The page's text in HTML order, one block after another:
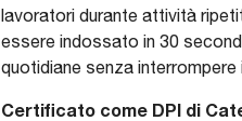
lavoratori durante attività
essere indossato in 30
quotidiane senza
Certificato come DPI di